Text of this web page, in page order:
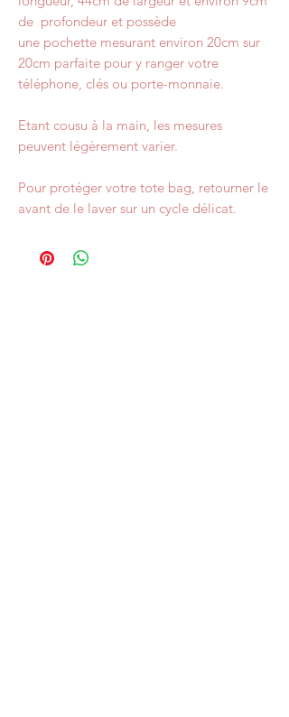
de profondeur et possède
une pochette mesurant environ 20cm sur
20cm parfaite pour y ranger votre
téléphone, clés ou porte-monnaie.
Etant cousu à la main, les mesures
peuvent légèrement varier.
Pour protéger votre tote bag, retourner le
avant de le laver sur un cycle délicat.